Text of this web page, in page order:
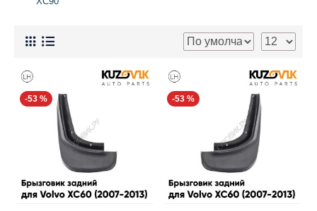
-53 % -53 %